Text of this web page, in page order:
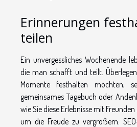
Erinnerungen
teilen
Ein unvergessliches Wochenende
die man schafft und teilt.
Momente festhalten möchten,
gemeinsames Tagebuch oder
wie Sie diese Erlebnisse mit
um die Freude zu vergrößern.